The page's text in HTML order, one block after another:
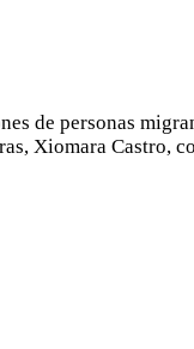
de personas
Xiomara Castro,